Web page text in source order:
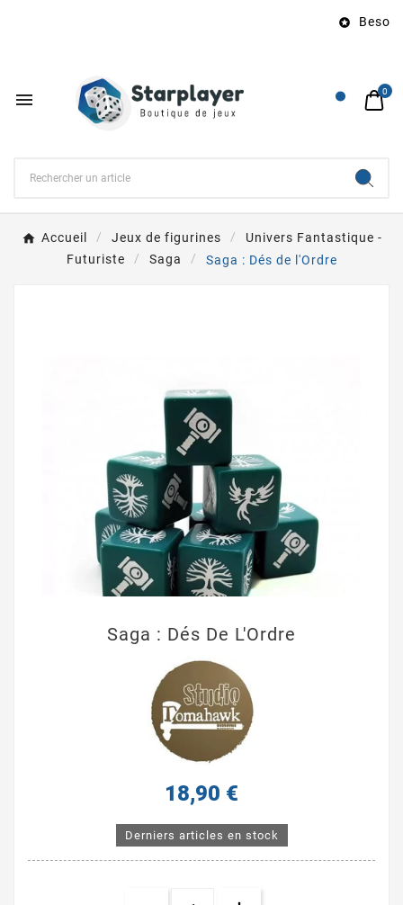
 Besoin
 0
Accueil Jeux de figurines
Univers Fantastique -
Futuriste
Saga Saga : Dés de l'Ordre
Saga : Dés De L'Ordre
18,90 €
Derniers articles en stock